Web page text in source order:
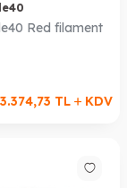
Red filament
3.374,73 TL KDV